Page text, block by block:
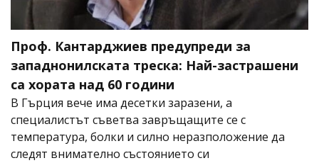
Проф. Кантарджиев предупреди за
западнонилската треска: Най-застрашени
са хората над 60 години
В Гърция вече има десетки заразени, а
специалистът съветва завръщащите се с
температура, болки и силно неразположение да
следят внимателно състоянието си